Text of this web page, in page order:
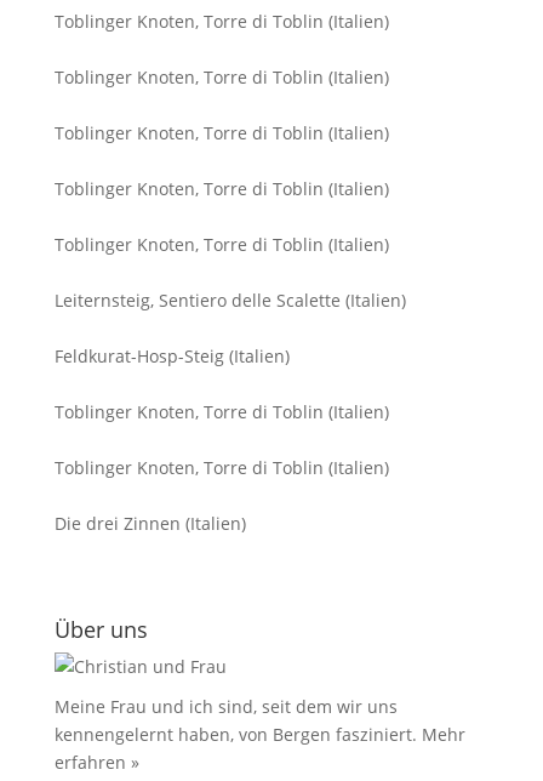
Toblinger Knoten, Torre di Toblin (Italien)
Toblinger Knoten, Torre di Toblin (Italien)
Toblinger Knoten, Torre di Toblin (Italien)
Toblinger Knoten, Torre di Toblin (Italien)
Toblinger Knoten, Torre di Toblin (Italien)
Leiternsteig, Sentiero delle Scalette (Italien)
Feldkurat-Hosp-Steig (Italien)
Toblinger Knoten, Torre di Toblin (Italien)
Toblinger Knoten, Torre di Toblin (Italien)
Die drei Zinnen (Italien)
Über uns
Meine Frau und ich sind, seit dem wir uns
kennengelernt haben, von Bergen fasziniert. Mehr
erfahren »